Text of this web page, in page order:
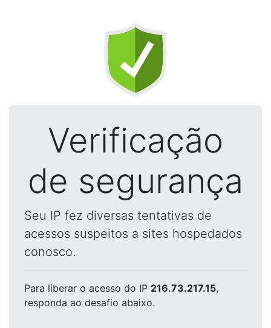
Verificação
de segurança
Seu IP fez diversas tentativas de
acessos suspeitos a sites hospedados
conosco.
Para liberar o acesso do IP 216.73.217.15,
responda ao desafio abaixo.